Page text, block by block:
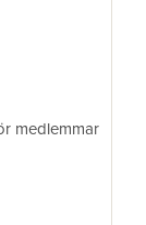
medlemmar